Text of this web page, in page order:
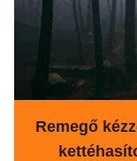
Remegő